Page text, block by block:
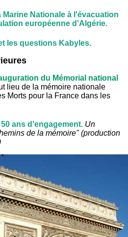
Nationale à l'évacuation
européenne d'Algérie.
les questions Kabyles.
du Mémorial national
lieu de la mémoire nationale
Morts pour la France dans les
ans d'engagement. Un
de la mémoire" (production